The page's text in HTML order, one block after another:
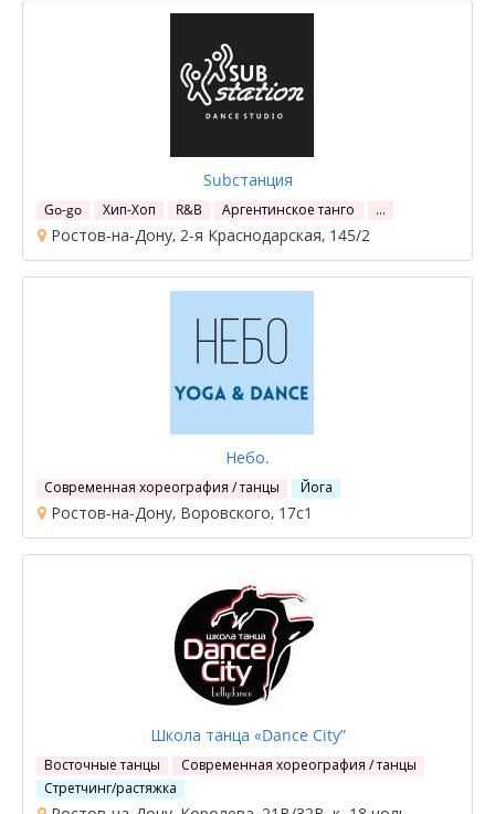
Subстанция
Go-go Хип-Хоп R&B Аргентинское танго …
Ростов-на-Дону, 2-я Краснодарская, 145/2
Небо.
Современная хореография / танцы Йога
Ростов-на-Дону, Воровского, 17с1
Школа танца «Dance City”
Восточные танцы
Современная хореография / танцы
Стретчинг/растяжка